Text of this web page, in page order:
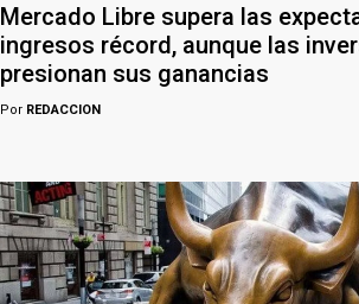
Mercado Libre supera las
ingresos récord, aunque las
presionan sus ganancias
Por REDACCION